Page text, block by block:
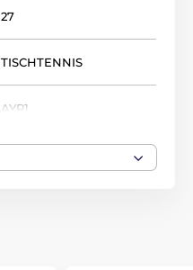
27
TISCHTENNIS
AYR1